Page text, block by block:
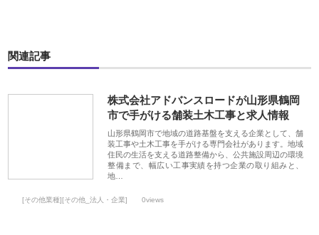
関連記事
株式会社アドバンスロードが山形県鶴岡
市で手がける舗装土木工事と求人情報
山形県鶴岡市で地域の道路基盤を支える企業として、舗
装工事や土木工事を手がける専門会社があります。地域
住民の生活を支える道路整備から、公共施設周辺の環境
整備まで、幅広い工事実績を持つ企業の取り組みと、
地…
[その他業種][その他_法人・企業] 0views